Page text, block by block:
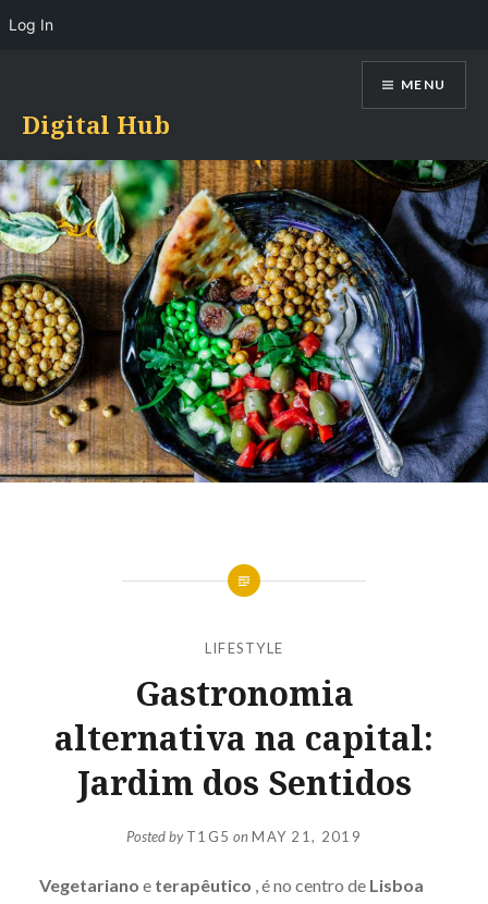
content
Digital Hub
MENU
LIFESTYLE
Gastronomia
alternativa na capital:
Jardim dos Sentidos
Posted byT1G5 onMAY 21, 2019
Vegetariano eterapêutico , é no centro de Lisboa
Log In